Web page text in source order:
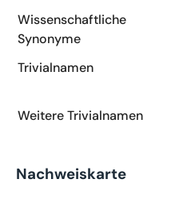
Wissenschaftliche
Synonyme
Trivialnamen
Weitere Trivialnamen
Nachweiskarte